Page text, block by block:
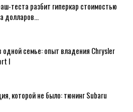
теста разбит гиперкар стоимостью
долларов…
одной семье: опыт владения Chrysler
I
которой не было: тюнинг Subaru